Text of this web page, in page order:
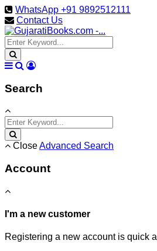
WhatsApp +91 9892512111
Contact Us
Search
CloseAdvanced Search
Account
I'm a new customer
Registering a new account is quick